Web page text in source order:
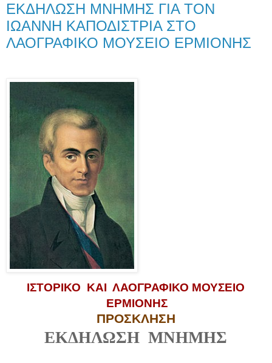
ΕΚΔΗΛΩΣΗ ΜΝΗΜΗΣ ΓΙΑ ΤΟΝ
ΙΩΑΝΝΗ ΚΑΠΟΔΙΣΤΡΙΑ ΣΤΟ
ΛΑΟΓΡΑΦΙΚΟ ΜΟΥΣΕΙΟ ΕΡΜΙΟΝΗΣ
ΙΣΤΟΡΙΚΟ ΚΑΙ ΛΑΟΓΡΑΦΙΚΟ ΜΟΥΣΕΙΟ
ΕΡΜΙΟΝΗΣ
ΠΡΟΣΚΛΗΣΗ
ΕΚΔΗΛΩΣΗ ΜΝΗΜΗΣ